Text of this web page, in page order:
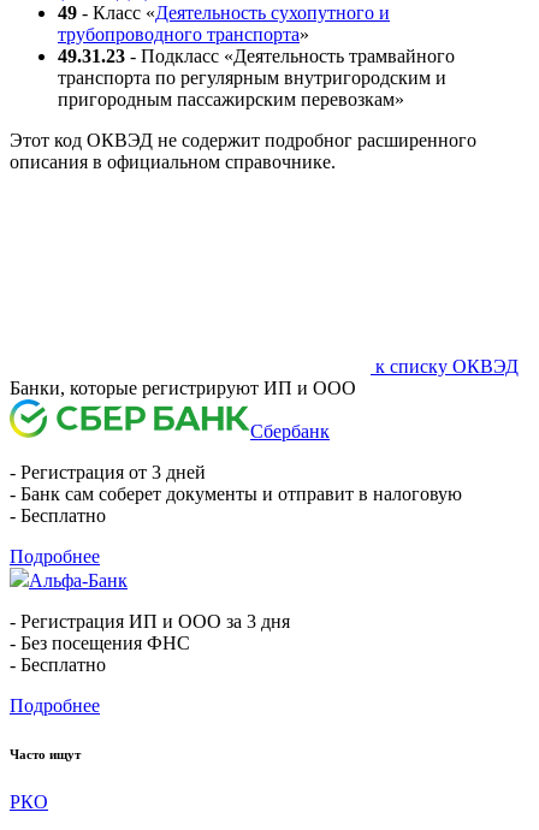
49 - Класс «Деятельность сухопутного и
трубопроводного транспорта»
49.31.23 - Подкласс «Деятельность трамвайного
транспорта по регулярным внутригородским и
пригородным пассажирским перевозкам»
Этот код ОКВЭД не содержит подробног расширенного
описания в официальном справочнике.
к списку ОКВЭД
Банки, которые регистрируют ИП и ООО
Сбербанк
- Регистрация от 3 дней
- Банк сам соберет документы и отправит в налоговую
- Бесплатно
Подробнее
Альфа-Банк
- Регистрация ИП и ООО за 3 дня
- Без посещения ФНС
- Бесплатно
Подробнее
Часто ищут
РКО